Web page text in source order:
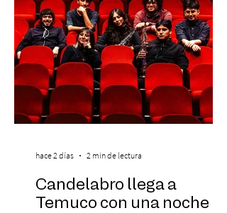
Candelabro llega a
Temuco con una noche
hace 2 días 2 min de lectura